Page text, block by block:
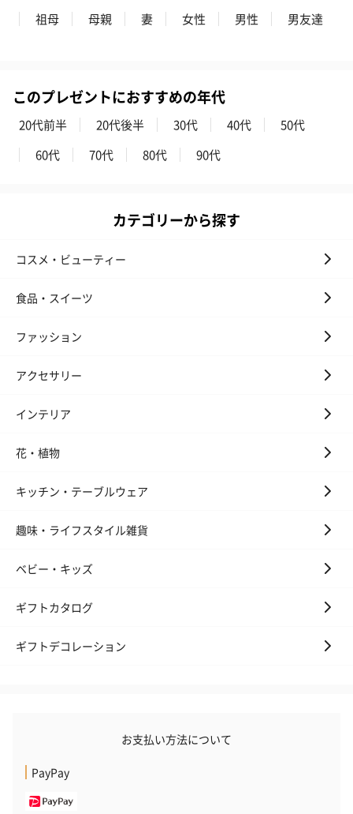
ゼリーバウム カット
（レモン＆紅茶）（432
麦わらパンダバウム
（バナナ味）（540円）
3層デザート
ェ〜国産フル
スキンケアグッズ
スキンケアグッズを同梱してお届けします。
ト【ありがとう】
ドクリーム（
リラックスグッズを同梱してお届けします。
かき氷入浴剤4点セット
バスフラワー
祖母
母親 妻 女性 男性 男友達
このプレゼントにおすすめの年代
20代前半 20代後半 30代 40代
50代
60代
70代 80代 90代
カテゴリーから探す
コスメ・ビューティー
食品・スイーツ
ファッション
アクセサリー
インテリア
花・植物
キッチン・テーブルウェア
趣味・ライフスタイル雑貨
ベビー・キッズ
ギフトカタログ
ギフトデコレーション
お支払い方法について
PayPay